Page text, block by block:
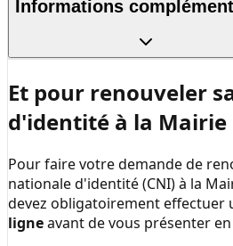
Informations
Et pour renouveler
d'identité à la Mairie
Pour faire votre demande de
nationale d'identité (CNI) à la
devez obligatoirement effectuer
ligneavant de vous présenter